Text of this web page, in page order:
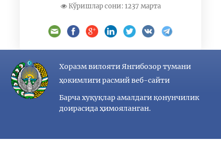
Кўришлар сони: 1237 марта
Хоразм вилояти Янгибозор тумани
ҳокимлиги расмий веб-сайти
Барча хуқуқлар амалдаги қонунчилик
доирасида ҳимояланган.